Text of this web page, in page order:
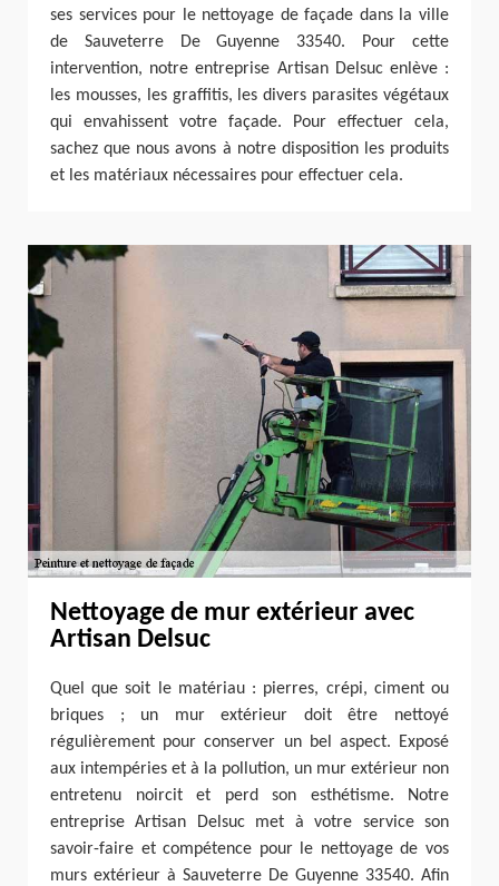
ses services pour le nettoyage de façade dans la ville
de Sauveterre De Guyenne 33540. Pour cette
intervention, notre entreprise Artisan Delsuc enlève :
les mousses, les graffitis, les divers parasites végétaux
qui envahissent votre façade. Pour effectuer cela,
sachez que nous avons à notre disposition les produits
et les matériaux nécessaires pour effectuer cela.
Nettoyage de mur extérieur avec
Artisan Delsuc
Quel que soit le matériau : pierres, crépi, ciment ou
briques ; un mur extérieur doit être nettoyé
régulièrement pour conserver un bel aspect. Exposé
aux intempéries et à la pollution, un mur extérieur non
entretenu noircit et perd son esthétisme. Notre
entreprise Artisan Delsuc met à votre service son
savoir-faire et compétence pour le nettoyage de vos
murs extérieur à Sauveterre De Guyenne 33540. Afin